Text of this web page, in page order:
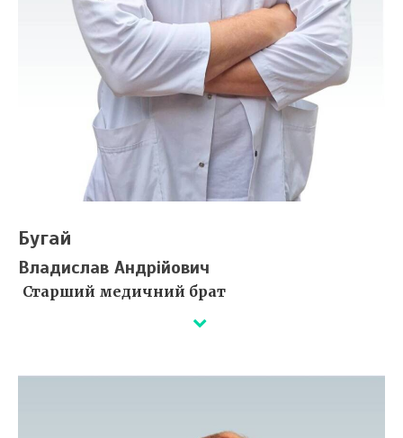
Бугай
Владислав Андрійович
Старший медичний брат